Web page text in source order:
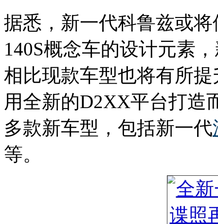
据悉，新一代科鲁兹或
140S概念车的设计元素
相比现款车型也将有所
用全新的D2XX平台打造
多款新车型，包括新一代
等。